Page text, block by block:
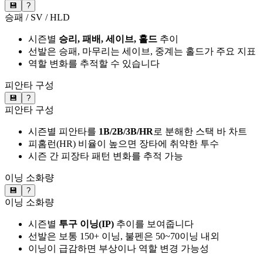
💾 ?
승패 / SV / HLD
시즌별 승리, 패배, 세이브, 홀드 추이
선발은 승패, 마무리는 세이브, 중계는 홀드가 주요 지표
역할 변화를 추적할 수 있습니다
피안타 구성
💾 ?
피안타 구성
시즌별 피안타를 1B/2B/3B/HR로 분해한 스택 바 차트
피홈런(HR) 비율이 높으면 장타에 취약한 투수
시즌 간 피장타 패턴 변화를 추적 가능
이닝 소화량
💾 ?
이닝 소화량
시즌별 투구 이닝(IP) 추이를 보여줍니다
선발은 보통 150+ 이닝, 불펜은 50~70이닝 내외
이닝이 급감하면 부상이나 역할 변경 가능성